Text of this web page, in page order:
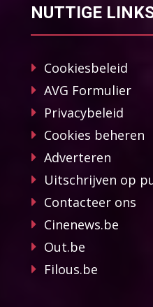
NUTTIGE
Cookiesbeleid
AVG Formulier
Privacybeleid
Cookies beheren
Adverteren
Uitschrijven op
Contacteer ons
Cinenews.be
Out.be
Filous.be